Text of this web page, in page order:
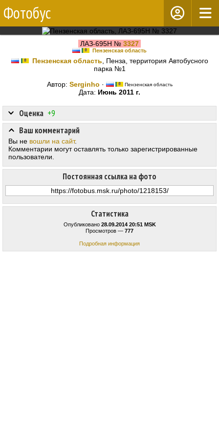
Фотобус
ЛАЗ-695Н № 3327
Пензенская область
Пензенская область , Пенза, территория Автобусного
парка №1
Автор: Serginho · Пензенская область
Дата: Июнь 2011 г.
Статистика
Опубликовано 28.09.2014 20:51 MSK
Просмотров — 777
Подробная информация
Оценка +9
Постоянная ссылка на фото
Ваш комментарий
Вы не вошли на сайт.
Комментарии могут оставлять только зарегистрированные
пользователи.